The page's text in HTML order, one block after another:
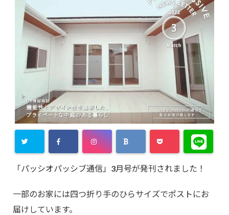
「パッシオパッシブ通信」3月号が発刊されました！
一部のお家には四つ折り手のひらサイズでポストにお
届けしています。